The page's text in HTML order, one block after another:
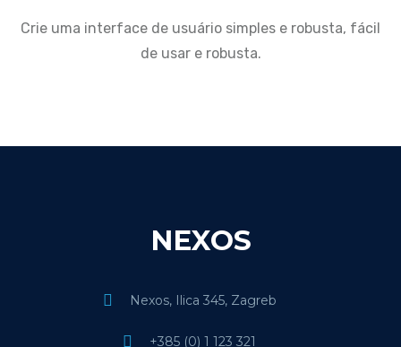
Crie uma interface de usuário simples e robusta, fácil
de usar e robusta.
NEXOS
Nexos, Ilica 345, Zagreb
+385 (0) 1 123 321